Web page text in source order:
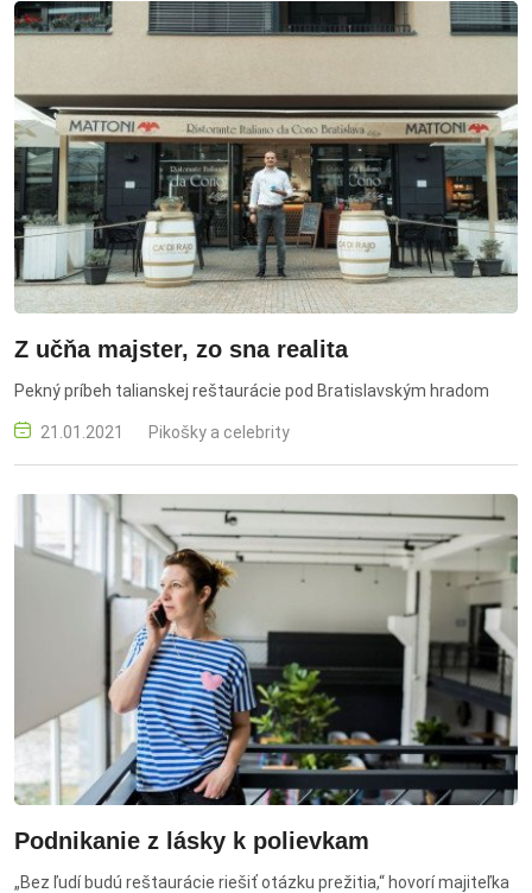
Z učňa majster, zo sna realita
Pekný príbeh talianskej reštaurácie pod Bratislavským hradom
21.01.2021 Pikošky a celebrity
Podnikanie z lásky k polievkam
„Bez ľudí budú reštaurácie riešiť otázku prežitia,“ hovorí majiteľka